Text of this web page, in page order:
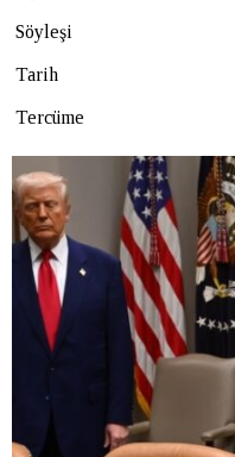
Söyleşi
Tarih
Tercüme